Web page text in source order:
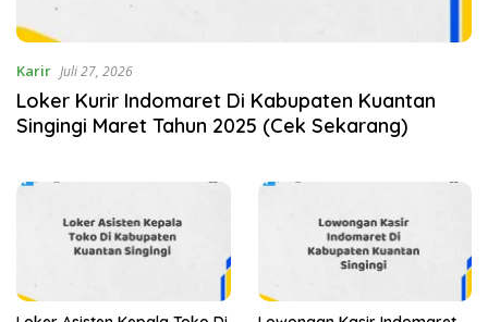
Karir Juli 27, 2026
Loker Kurir Indomaret Di Kabupaten Kuantan
Singingi Maret Tahun 2025 (Cek Sekarang)